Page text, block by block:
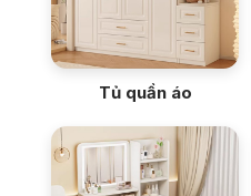
Tủ quần áo